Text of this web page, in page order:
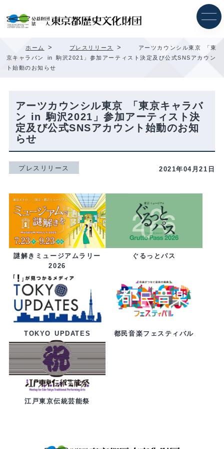
ッ
ホーム > プレスリリース >
アーツカウンシル東京 「東
京キャラバン in 駒沢2021」参加アーティスト決定及び公式SNSアカウン
ト始動のお知らせ
アーツカウンシル東京 「東京キャラバ
ン in 駒沢2021」参加アーティスト決
定及び公式SNSアカウント始動のお知
らせ
プレスリリース 2021年04月21日
謎解きミュージアムラリー
2026
ぐるっとパス
TOKYO UPDATES 都民音楽フェスティバル
江戸東京伝統芸能祭